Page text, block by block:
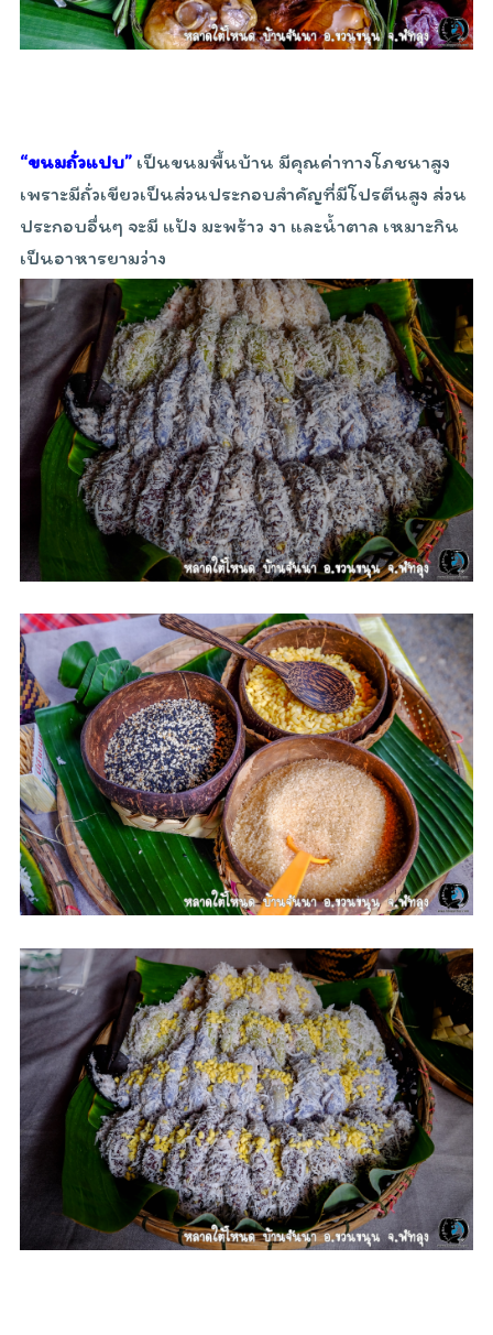
“ขนมถั่วแปบ” เป็นขนมพื้นบ้าน มีคุณค่าทางโภชนาสูง
เพราะมีถั่วเขียวเป็นส่วนประกอบสำคัญที่มีโปรตีนสูง ส่วน
ประกอบอื่นๆ จะมี แป้ง มะพร้าว งา และน้ำตาล เหมาะกิน
เป็นอาหารยามว่าง